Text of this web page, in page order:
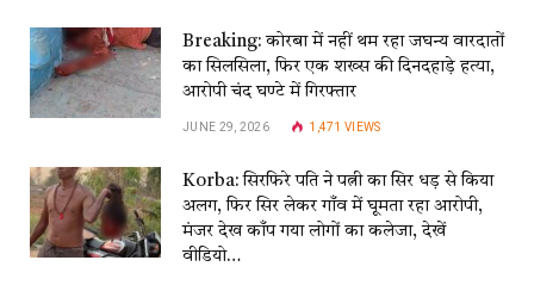
Breaking: कोरबा में नहीं थम रहा जघन्य वारदातों
का सिलसिला, फिर एक शख्स की दिनदहाड़े हत्या,
आरोपी चंद घण्टे में गिरफ्तार
JUNE 29, 2026 1,471VIEWS
Korba: सिरफिरे पति ने पत्नी का सिर धड़ से किया
अलग, फिर सिर लेकर गाँव में घूमता रहा आरोपी,
मंजर देख काँप गया लोगों का कलेजा, देखें
वीडियो…